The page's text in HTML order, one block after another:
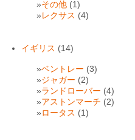
その他 (1)
レクサス (4)
イギリス (14)
ベントレー (3)
ジャガー (2)
ランドローバー (4)
アストンマーチ (2)
ロータス (1)